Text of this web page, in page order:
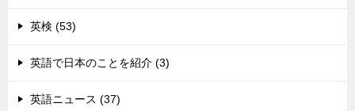
英検 (53)
英語で日本のことを紹介 (3)
英語ニュース (37)